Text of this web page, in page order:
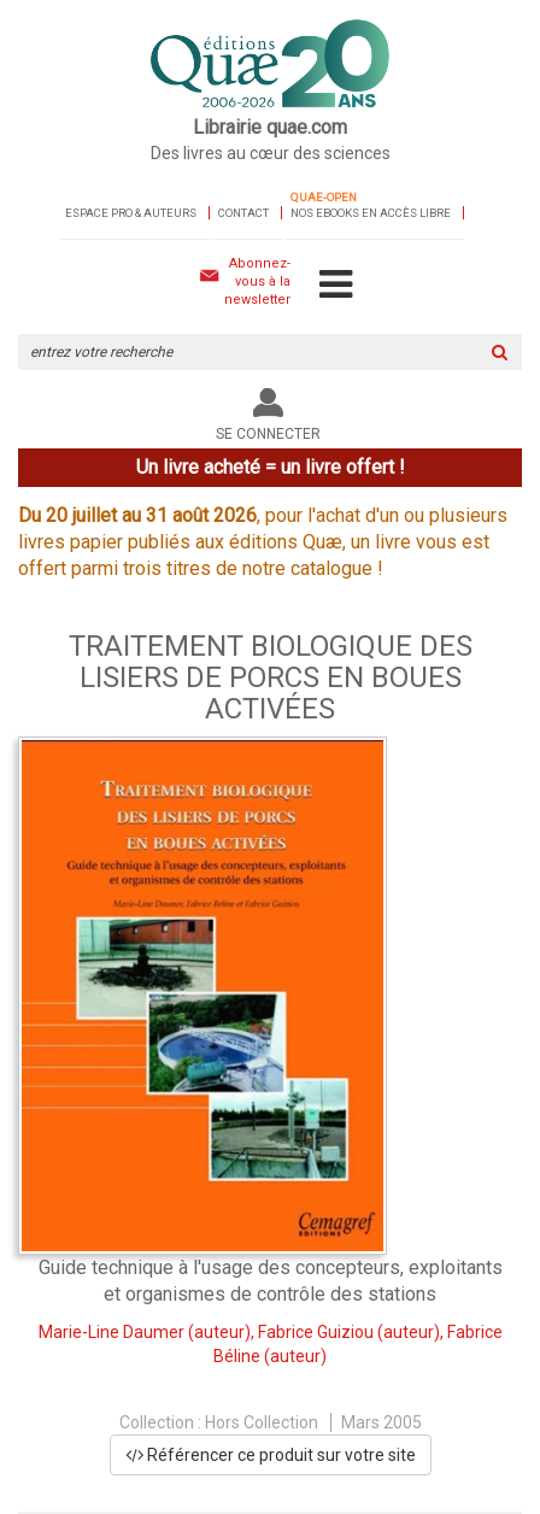
Librairie quae.com
Des livres au cœur des sciences
ESPACE PRO & AUTEURS CONTACT
QUAE-OPEN
NOS EBOOKS EN ACCÈS LIBRE
Abonnez-
vous à la
newsletter
le
site
SE CONNECTER
Un livre acheté = un livre offert !
Du 20 juillet au 31 août 2026, pour l'achat d'un ou plusieurs
livres papier publiés aux éditions Quæ, un livre vous est
offert parmi trois titres de notre catalogue !
TRAITEMENT BIOLOGIQUE DES
LISIERS DE PORCS EN BOUES
ACTIVÉES
Guide technique à l'usage des concepteurs, exploitants
et organismes de contrôle des stations
Marie-Line Daumer(auteur), Fabrice Guiziou (auteur), Fabrice
Béline (auteur)
Collection : Hors Collection
Mars 2005
Référencer ce produit sur votre site